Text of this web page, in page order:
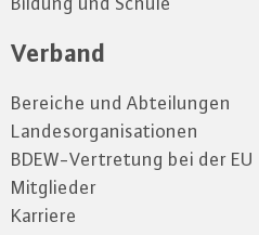
Verband
Bereiche und Abteilungen
Landesorganisationen
BDEW-Vertretung bei der EU
Mitglieder
Karriere